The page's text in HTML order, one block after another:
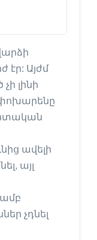
էր: Այժմ
լինի
ավելի
այլ
չդնել